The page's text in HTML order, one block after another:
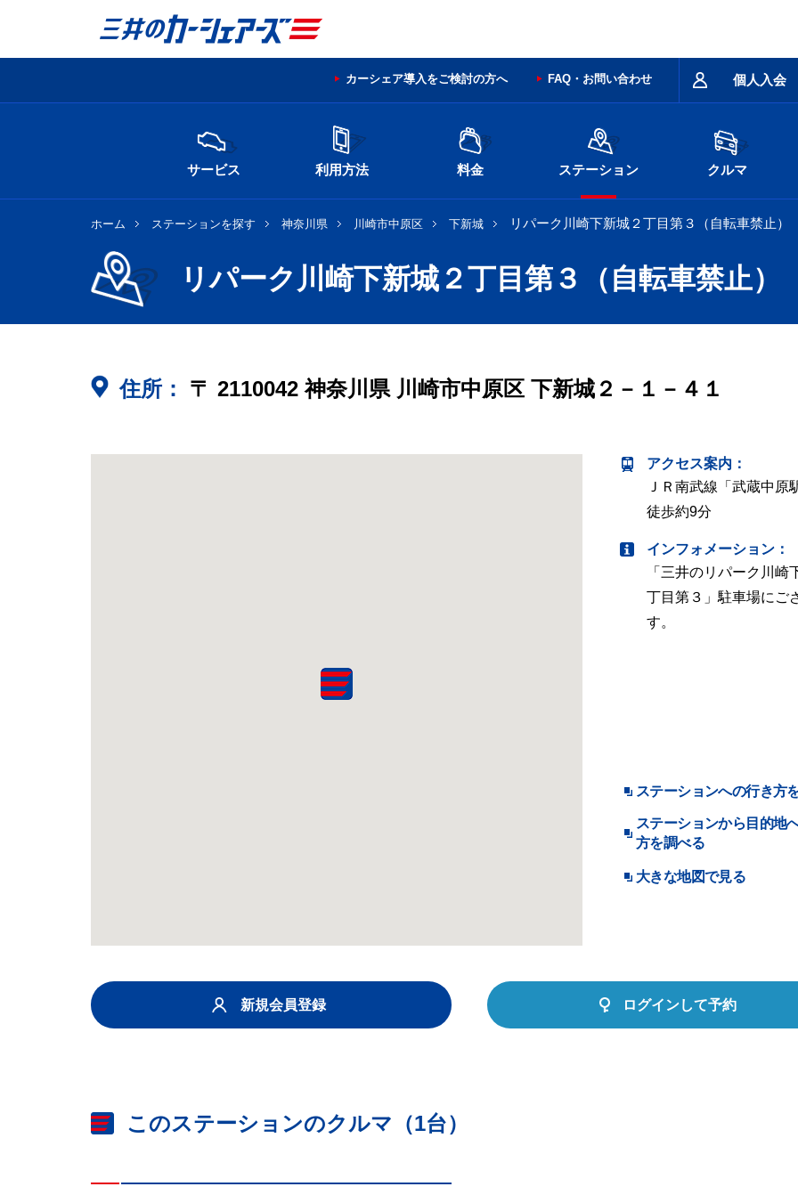
個人入会
カーシェア導入をご検討の方へ FAQ・お問い合わせ
サービス 利用方法 料金 ステーション クルマ
ホーム ステーションを探す 神奈川県 川崎市中原区 下新城 リパーク川崎下新城２丁目第３（自転車禁止）
リパーク川崎下新城２丁目第３（自転車禁止）
住所： 〒 2110042 神奈川県 川崎市中原区 下新城２－１－４１
アクセス案内 ：
ＪＲ南武線「武蔵中原
徒歩約9分
インフォメーション：
「三井のリパーク川崎
丁目第３」駐車場にご
す。
ステーションへの行き方
ステーションから目的地
方を調べる
大きな地図で見る
新規会員登録 ログインして予約
このステーションのクルマ（1台）